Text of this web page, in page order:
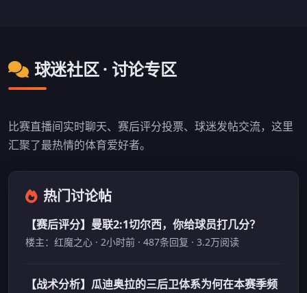
球迷社区 · 讨论专区
比赛直播间实时聊天、赛后评分投票、球迷发帖交流，这里
汇聚了最热情的体育爱好者。
热门讨论帖
【赛后评分】曼联2:1切尔西，你给球员打几分？
楼主：红魔之心 · 2小时前 · 487条回复 · 3.2万阅读
【战术分析】瓜迪奥拉的三后卫体系为何在本赛季频